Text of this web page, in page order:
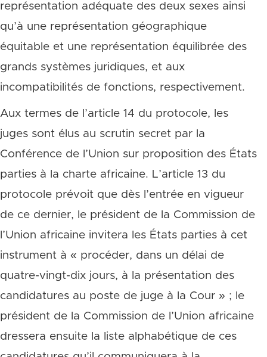
représentation adéquate des deux sexes ainsi
qu’à une représentation géographique
équitable et une représentation équilibrée des
grands systèmes juridiques, et aux
incompatibilités de fonctions, respectivement.
Aux termes de l’article 14 du protocole, les
juges sont élus au scrutin secret par la
Conférence de l’Union sur proposition des États
parties à la charte africaine. L’article 13 du
protocole prévoit que dès l’entrée en vigueur
de ce dernier, le président de la Commission de
l’Union africaine invitera les États parties à cet
instrument à « procéder, dans un délai de
quatre-vingt-dix jours, à la présentation des
candidatures au poste de juge à la Cour » ; le
président de la Commission de l’Union africaine
dressera ensuite la liste alphabétique de ces